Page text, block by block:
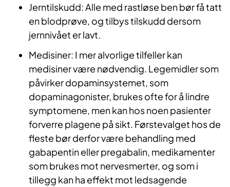
Jerntilskudd: Alle med rastløse ben bør få tatt
en blodprøve, og tilbys tilskudd dersom
jernnivået er lavt.
Medisiner: I mer alvorlige tilfeller kan
medisiner være nødvendig. Legemidler som
påvirker dopaminsystemet, som
dopaminagonister, brukes ofte for å lindre
symptomene, men kan hos noen pasienter
forverre plagene på sikt. Førstevalget hos de
fleste bør derfor være behandling med
gabapentin eller pregabalin, medikamenter
som brukes mot nervesmerter, og som i
tillegg kan ha effekt mot ledsagende